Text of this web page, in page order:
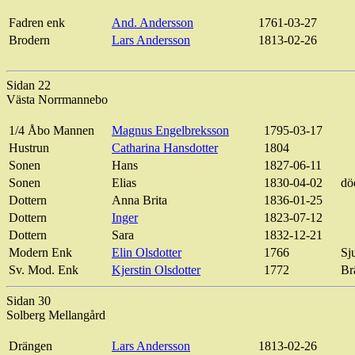
Fadren enk And. Andersson
1761-03-27
Brodern
Lars Andersson 1813-02-26
Sidan 22
Västa Norrmannebo
1/4 Åbo Mannen Magnus Engelbreksson
1795-03-17
Hustrun
Catharina Hansdotter
1804
Sonen
Hans
1827-06-11
Sonen
Elias 1830-04-02
Dottern
Anna Brita
1836-01-25
Dottern
Inger
1823-07-12
Dottern
Sara
1832-12-21
Modern Enk
Elin Olsdotter 1766
Sv. Mod. Enk
Kjerstin Olsdotter 1772
Sidan 30
Solberg Mellangård
Drängen Lars Andersson 1813-02-26